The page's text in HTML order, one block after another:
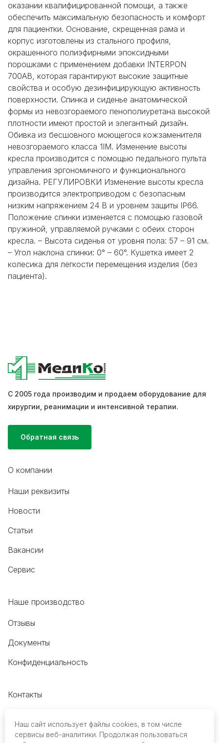
оказании квалифицированной помощи, а также
обеспечить максимальную безопасность и комфорт
для пациентки. Основание, скрещенная рама и
корпус изготовлены из стального профиля,
окрашенного полиэфирными эпоксидными
порошками с применением добавки INTERPON
700AB, которая гарантируют высокие защитные
свойства и особую дезинфицирующую активность
поверхности. Спинка и сиденье анатомической
формы из невозгораемого пенополиуретана высокой
плотности имеют простой и элегантный дизайн.
Обивка из бесшовного моющегося кожзаменителя
невозгораемого класса 1IM. Изменение высоты
кресла производится с помощью педального пульта
управления эргономичного и функционального
дизайна. РЕГУЛИРОВКИ Изменение высоты кресла
производится электроприводом с безопасным
низким напряжением 24 В и уровнем защиты IP66.
Положение спинки изменяется с помощью газовой
пружиной, управляемой ручками с обеих сторон
кресла. – Высота сиденья от уровня пола: 57 – 91 см.
– Угол наклона спинки: 0° – 60°. Кушетка имеет 2
колесика для легкости перемещения изделия (без
пациента).
С 2005 года производим и продаем оборудование для
хирургии, реанимации и интенсивной терапии.
Обратная связь
О компании
Наши реквизиты
Новости
Статьи
Вакансии
Сервис
Наше производство
Отзывы
Документы
Конфиденциальность
Контакты
8 (800) 700-68-45
Наш сайт использует файлы cookies, в том числе
сервисы веб-аналитики. Продолжая пользоваться